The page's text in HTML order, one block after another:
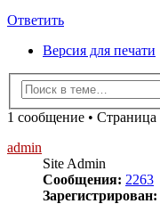
Ответить
Версия для печати
1 сообщение • Страница
admin
Site Admin
Сообщения: 2263
Зарегистрирован: